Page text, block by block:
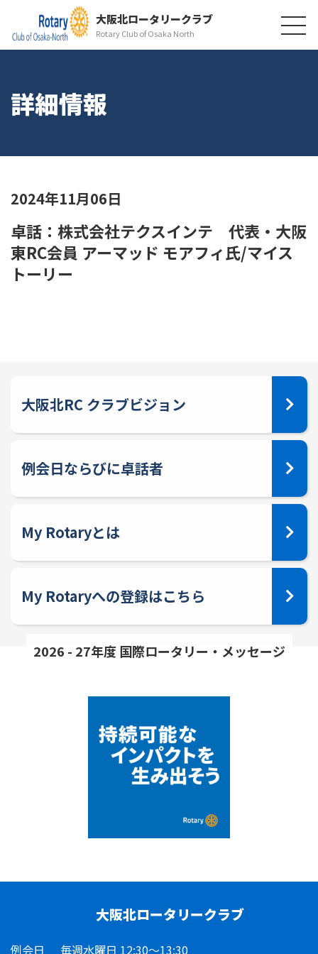
大阪北ロータリークラブ
Rotary Club of Osaka North
詳細情報
2024年11月06日
卓話：株式会社テクスインテ 代表・大阪
東RC会員 アーマッド モアフィ氏/マイス
トーリー
大阪北RC クラブビジョン
例会日ならびに卓話者
My Rotaryとは
My Rotaryへの登録はこちら
2026 - 27年度 国際ロータリー・メッセージ
大阪北ロータリークラブ
例会日 毎週水曜日 12:30～13:30